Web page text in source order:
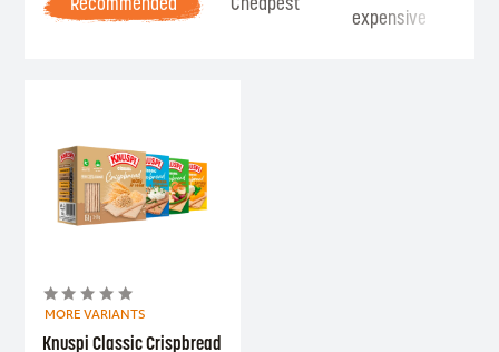
expensive
MORE VARIANTS
Knuspi Classic Crispbread